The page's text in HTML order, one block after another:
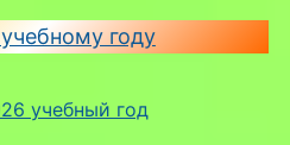
году
учебный год